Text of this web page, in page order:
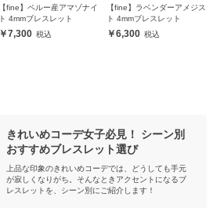
【fine】ペルー産アマゾナイ
ト 4mmブレスレット
7,300
【fine】ラベンダーアメジス
ト 4mmブレスレット
6,300
きれいめコーデ女子必見！ シーン別
おすすめブレスレット選び
上品な印象のきれいめコーデでは、どうしても手元
が寂しくなりがち。そんなときアクセントになるブ
レスレットを、シーン別にご紹介します！